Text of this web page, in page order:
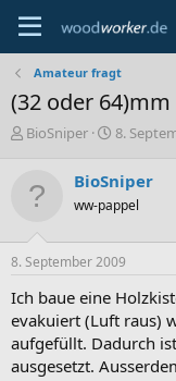
Amateur fragt
(32 oder
E
t
l
e
r
BioSniper
E
t
e
l
t
a
m
8.
BioSniper
ww-pappel
8. September 2009
Ich baue eine
evakuiert (Luft raus)
aufgefüllt. Dadurch
ausgesetzt.